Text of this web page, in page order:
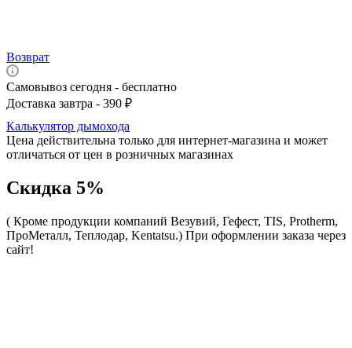
Возврат
Самовывоз сегодня - бесплатно
Доставка завтра - 390 ₽
Калькулятор дымохода
Цена действительна только для интернет-магазина и может
отличаться от цен в розничных магазинах
Скидка 5%
( Кроме продукции компаний Везувий, Гефест, TIS, Protherm,
ПроМеталл, Теплодар, Kentatsu.) При оформлении заказа через
сайт!